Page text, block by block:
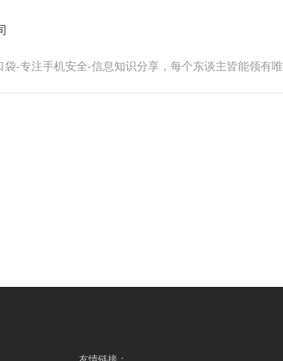
-专注手机安全-信息知识分享，每个东谈主皆能领有